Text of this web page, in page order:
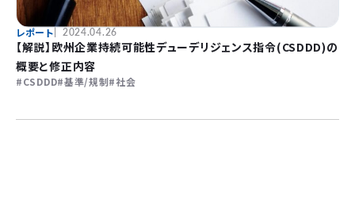
レポート 2024.04.26
【解説】欧州企業持続可能性デューデリジェンス指令(CSDDD)の
概要と修正内容
CSDDD 基準/規制 社会